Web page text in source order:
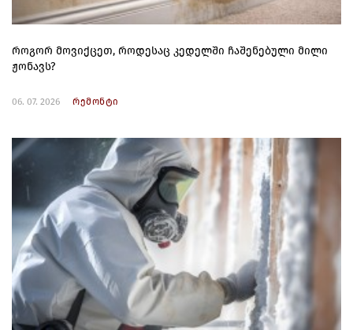
როგორ მოვიქცეთ, როდესაც კედელში ჩაშენებული მილი
ჟონავს?
06. 07. 2026 რემონტი